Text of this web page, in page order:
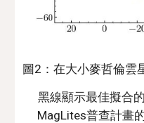
圖2：在大小麥哲倫雲
黑線顯示最佳擬合
MagLites普查計畫